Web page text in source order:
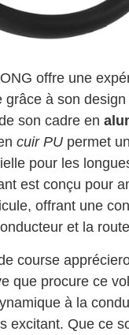
offre une
grâce à son
son cadre en
cuir PU permet
pour les
est conçu pour
offrant une
et la
course
que procure ce
à la
excitant. Que ce